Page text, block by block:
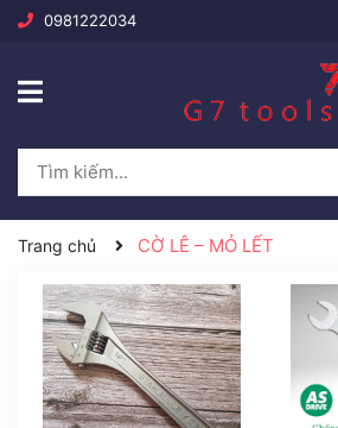
0981222034
Trang chủ CỜ LÊ – MỎ LẾT